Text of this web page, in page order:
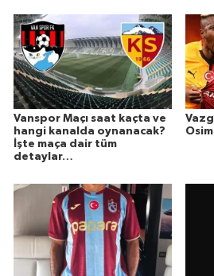
Vanspor Maçı saat kaçta ve
hangi kanalda oynanacak?
İşte maça dair tüm
detaylar…